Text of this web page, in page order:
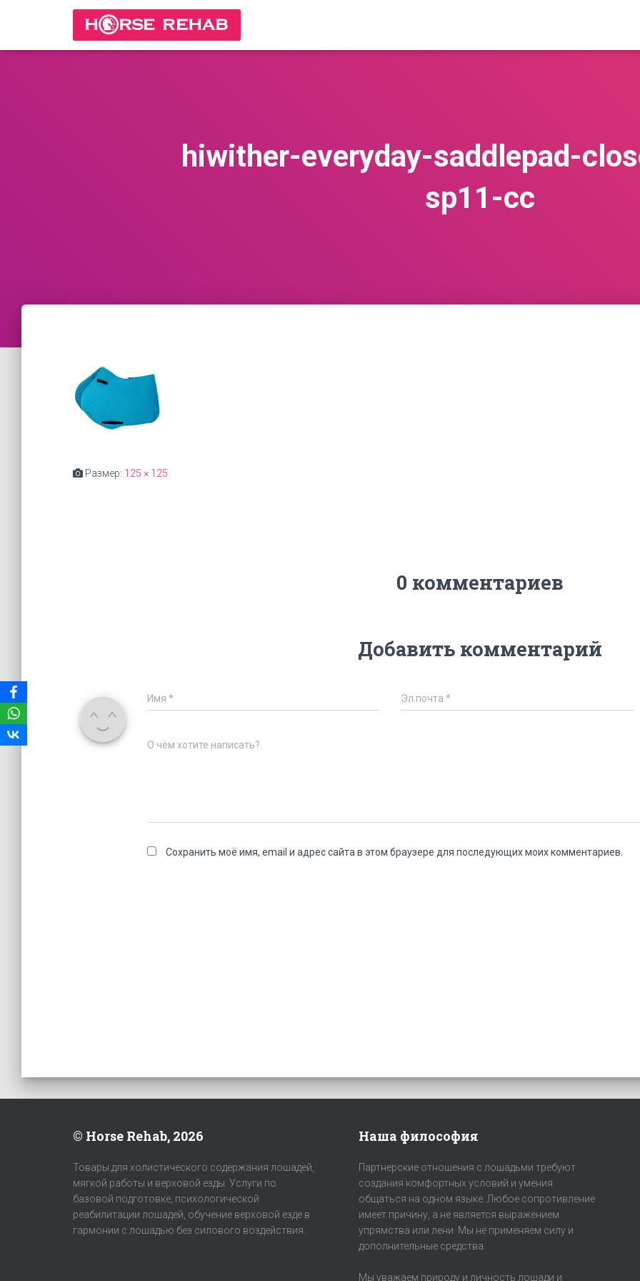
hiwither-everyday-saddlepad-
sp11-cc
Размер: 125 × 125
0 комментариев
Добавить комментарий
Имя * Эл.почта*
О чём хотите написать?
Сохранить моё имя, email и адрес сайта в этом браузере для последующих моих комментариев.
© Horse Rehab, 2026
Товары для холистического содержания лошадей,
мягкой работы и верховой езды. Услуги по
базовой подготовке, психологической
реабилитации лошадей, обучение верховой езде в
гармонии с лошадью без силового воздействия.
Наша философия
Партнерские отношения с лошадьми требуют
создания комфортных условий и умения
общаться на одном языке. Любое сопротивление
имеет причину, а не является выражением
упрямства или лени. Мы не применяем силу и
дополнительные средства.
Мы уважаем природу и личность лошади и